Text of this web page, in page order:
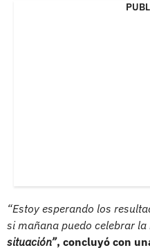
“Estoy esperando los
si mañana puedo celebrar
situación”, concluyó con